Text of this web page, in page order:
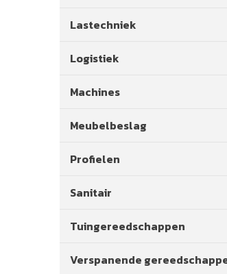
Lastechniek
Logistiek
Machines
Meubelbeslag
Profielen
Sanitair
Tuingereedschappen
Verspanende